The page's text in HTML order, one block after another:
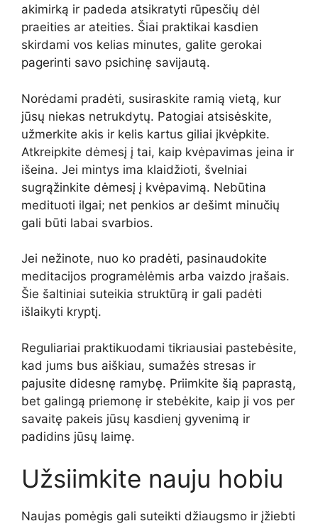
akimirką ir padeda atsikratyti rūpesčių dėl
praeities ar ateities. Šiai praktikai kasdien
skirdami vos kelias minutes, galite gerokai
pagerinti savo psichinę savijautą.
Norėdami pradėti, susiraskite ramią vietą, kur
jūsų niekas netrukdytų. Patogiai atsisėskite,
užmerkite akis ir kelis kartus giliai įkvėpkite.
Atkreipkite dėmesį į tai, kaip kvėpavimas įeina ir
išeina. Jei mintys ima klaidžioti, švelniai
sugrąžinkite dėmesį į kvėpavimą. Nebūtina
medituoti ilgai; net penkios ar dešimt minučių
gali būti labai svarbios.
Jei nežinote, nuo ko pradėti, pasinaudokite
meditacijos programėlėmis arba vaizdo įrašais.
Šie šaltiniai suteikia struktūrą ir gali padėti
išlaikyti kryptį.
Reguliariai praktikuodami tikriausiai pastebėsite,
kad jums bus aiškiau, sumažės stresas ir
pajusite didesnę ramybę. Priimkite šią paprastą,
bet galingą priemonę ir stebėkite, kaip ji vos per
savaitę pakeis jūsų kasdienį gyvenimą ir
padidins jūsų laimę.
Užsiimkite nauju hobiu
Naujas pomėgis gali suteikti džiaugsmo ir įžiebti